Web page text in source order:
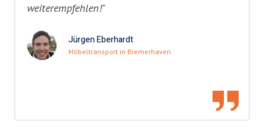
weiterempfehlen!"
Jürgen Eberhardt
Möbeltransport in Bremerhaven